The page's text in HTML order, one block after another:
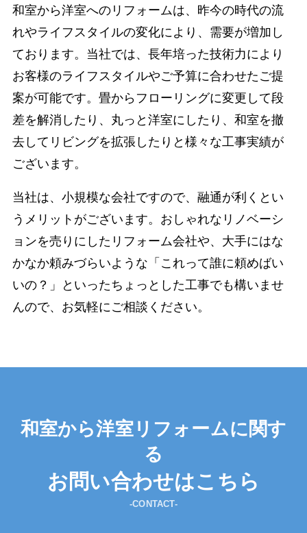
和室から洋室へのリフォームは、昨今の時代の流
れやライフスタイルの変化により、需要が増加し
ております。当社では、長年培った技術力により
お客様のライフスタイルやご予算に合わせたご提
案が可能です。畳からフローリングに変更して段
差を解消したり、丸っと洋室にしたり、和室を撤
去してリビングを拡張したりと様々な工事実績が
ございます。
当社は、小規模な会社ですので、融通が利くとい
うメリットがございます。おしゃれなリノベーシ
ョンを売りにしたリフォーム会社や、大手にはな
かなか頼みづらいような「これって誰に頼めばい
いの？」といったちょっとした工事でも構いませ
んので、お気軽にご相談ください。
和室から洋室リフォームに関す
る
お問い合わせはこちら
-CONTACT-